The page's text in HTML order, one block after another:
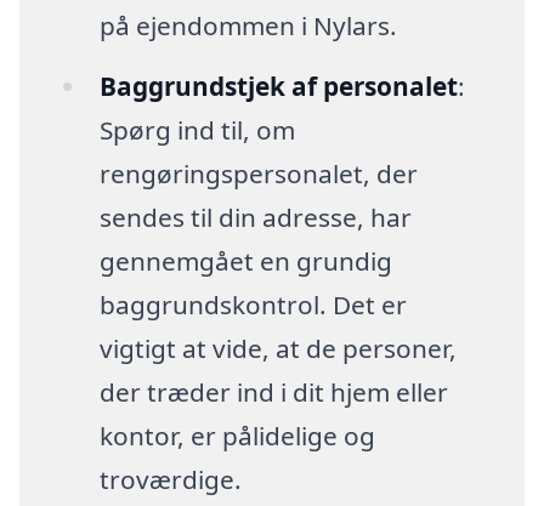
på ejendommen i Nylars.
Baggrundstjek af personalet:
Spørg ind til, om
rengøringspersonalet, der
sendes til din adresse, har
gennemgået en grundig
baggrundskontrol. Det er
vigtigt at vide, at de personer,
der træder ind i dit hjem eller
kontor, er pålidelige og
troværdige.